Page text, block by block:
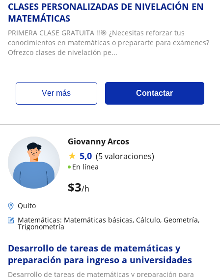
CLASES PERSONALIZADAS DE NIVELACIÓN EN
MATEMÁTICAS
PRIMERA CLASE GRATUITA !!🎯 ¿Necesitas reforzar tus
conocimientos en matemáticas o prepararte para exámenes?
Ofrezco clases de nivelación pe...
ver más Contactar
$3/h
Giovanny Arcos
★ 5,0 (5 valoraciones)
En línea
Quito
Matemáticas: Matemáticas básicas, Cálculo, Geometría,
Trigonometría
Desarrollo de tareas de matemáticas y
preparación para ingreso a universidades
Desarrollo de tareas de matemáticas y preparación para